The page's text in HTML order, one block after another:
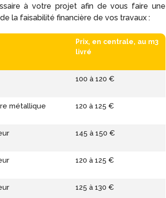
à votre projet afin de vous faire une
la faisabilité financière de vos travaux :
Prix, en centrale, au m3
livré
100 à 120 €
métallique 120 à 125 €
145 à 150 €
120 à 125 €
125 à 130 €